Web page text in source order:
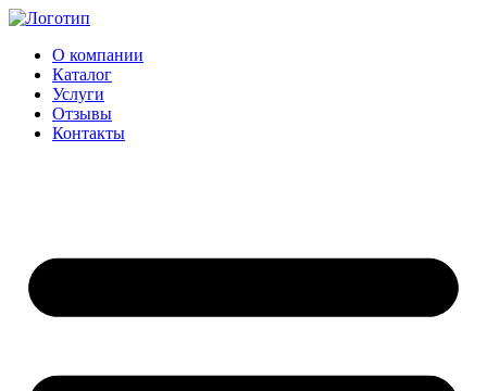
Перейти
содержимому
О компании
Каталог
Услуги
Отзывы
Контакты